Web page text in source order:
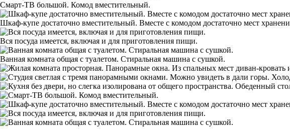
Смарт-ТВ большой. Комод вместительный.
Шкаф-купе достаточно вместительный. Вместе с комодом достаточно мест
Вся посуда имеется, включая и для приготовления пищи.
Ванная комната общая с туалетом. Стиральная машина с сушкой.